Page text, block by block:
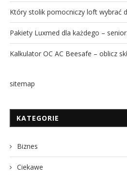
Który stolik pomocniczy loft wybrać
Pakiety Luxmed dla każdego –
Kalkulator OC AC Beesafe – oblicz
sitemap
KATEGORIE
Biznes
Ciekawe